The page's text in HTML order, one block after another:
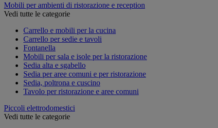
Mobili per ambienti di ristorazione e reception
Vedi tutte le categorie
Carrello e mobili per la cucina
Carrello per sedie e tavoli
Fontanella
Mobili per sala e isole per la ristorazione
Sedia alta e sgabello
Sedia per aree comuni e per ristorazione
Sedia, poltrona e cuscino
Tavolo per ristorazione e aree comuni
Piccoli elettrodomestici
Vedi tutte le categorie